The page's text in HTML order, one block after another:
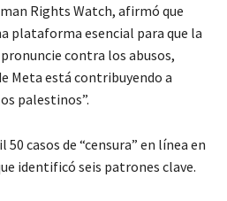
Rights Watch, afirmó que
plataforma esencial para que la
contra los abusos,
Meta está contribuyendo a
palestinos”.
casos de “censura” en línea en
identificó seis patrones clave.